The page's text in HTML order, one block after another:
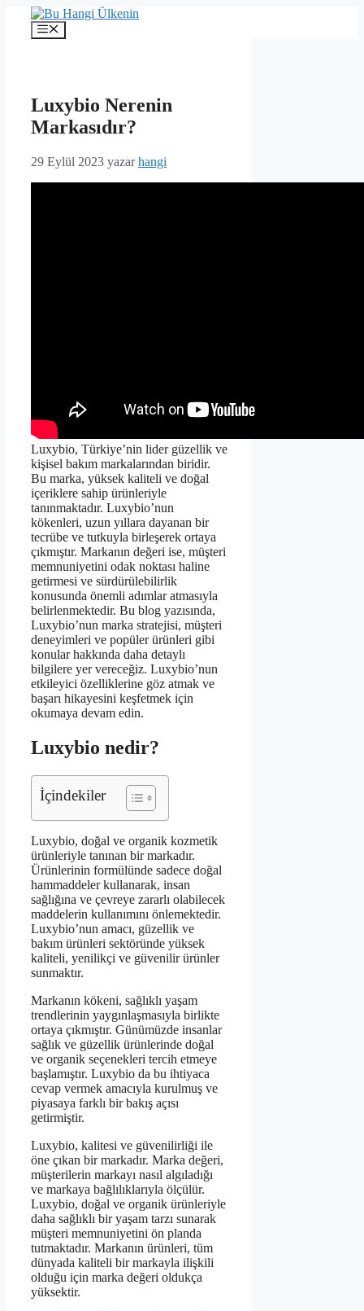
İçeriğe
Menü
Luxybio Nerenin
Markasıdır?
29 Eylül 2023 yazarhangi
Luxybio, Türkiye’nin lider güzellik ve
kişisel bakım markalarından biridir.
Bu marka, yüksek kaliteli ve doğal
içeriklere sahip ürünleriyle
tanınmaktadır. Luxybio’nun
kökenleri, uzun yıllara dayanan bir
tecrübe ve tutkuyla birleşerek ortaya
çıkmıştır. Markanın değeri ise, müşteri
memnuniyetini odak noktası haline
getirmesi ve sürdürülebilirlik
konusunda önemli adımlar atmasıyla
belirlenmektedir. Bu blog yazısında,
Luxybio’nun marka stratejisi, müşteri
deneyimleri ve popüler ürünleri gibi
konular hakkında daha detaylı
bilgilere yer vereceğiz. Luxybio’nun
etkileyici özelliklerine göz atmak ve
başarı hikayesini keşfetmek için
okumaya devam edin.
Luxybio nedir?
İçindekiler
Luxybio, doğal ve organik kozmetik
ürünleriyle tanınan bir markadır.
Ürünlerinin formülünde sadece doğal
hammaddeler kullanarak, insan
sağlığına ve çevreye zararlı olabilecek
maddelerin kullanımını önlemektedir.
Luxybio’nun amacı, güzellik ve
bakım ürünleri sektöründe yüksek
kaliteli, yenilikçi ve güvenilir ürünler
sunmaktır.
Markanın kökeni, sağlıklı yaşam
trendlerinin yaygınlaşmasıyla birlikte
ortaya çıkmıştır. Günümüzde insanlar
sağlık ve güzellik ürünlerinde doğal
ve organik seçenekleri tercih etmeye
başlamıştır. Luxybio da bu ihtiyaca
cevap vermek amacıyla kurulmuş ve
piyasaya farklı bir bakış açısı
getirmiştir.
Luxybio, kalitesi ve güvenilirliği ile
öne çıkan bir markadır. Marka değeri,
müşterilerin markayı nasıl algıladığı
ve markaya bağlılıklarıyla ölçülür.
Luxybio, doğal ve organik ürünleriyle
daha sağlıklı bir yaşam tarzı sunarak
müşteri memnuniyetini ön planda
tutmaktadır. Markanın ürünleri, tüm
dünyada kaliteli bir markayla ilişkili
olduğu için marka değeri oldukça
yüksektir.